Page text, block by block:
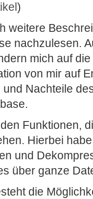
)
weitere
nachzulesen.
mich auf
von mir auf
und Nachteile
Funktionen,
Hierbei
und
über ganze
die